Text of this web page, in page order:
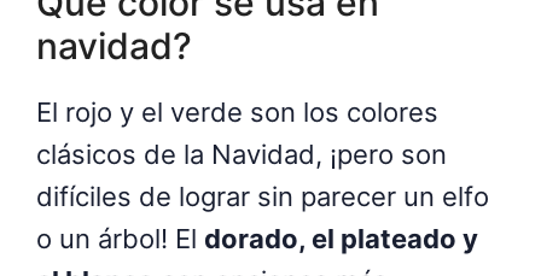
navidad?
El rojo y el verde son los colores
clásicos de la Navidad, ¡pero son
difíciles de lograr sin parecer un elfo
o un árbol! El dorado, el plateado y